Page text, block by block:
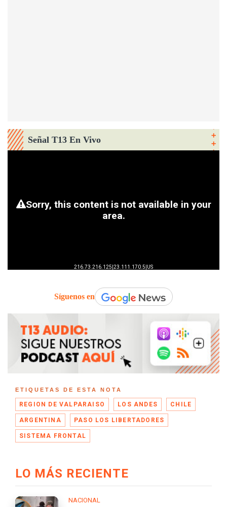
Señal T13 En Vivo
Síguenos en
ETIQUETAS DE ESTA NOTA
REGION DE VALPARAISO LOS ANDES CHILE
ARGENTINA PASO LOS LIBERTADORES
SISTEMA FRONTAL
LO MÁS RECIENTE
NACIONAL